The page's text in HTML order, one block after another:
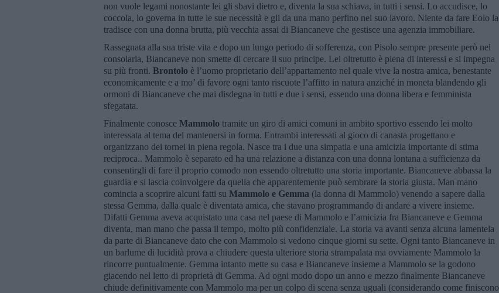
non vuole legami nonostante lei gli sbavi dietro e, diventa la sua schiava, in tutti i sensi. Lo accudisce, lo
coccola, lo governa in tutte le sue necessità e gli da una mano perfino nel suo lavoro. Niente da fare Eolo la
tradisce con una donna brutta, più vecchia assai di Biancaneve che gestisce una agenzia immobiliare.
Rassegnata alla sua triste vita e dopo un lungo periodo di sofferenza, con Pisolo sempre presente però nel
consolarla, Biancaneve non smette di cercare il suo principe. Lei oltretutto è piena di interessi e si impegna
su più fronti. Brontolo è l’uomo proprietario dell’appartamento nel quale vive la nostra amica, benestante
economicamente e a mo’ di favore ogni tanto riscuote l’affitto in natura anziché in moneta blandendo gli
ormoni di Biancaneve che mai disdegna in tutti e due i sensi, essendo una donna libera e femminista
sfegatata.
Finalmente conosce Mammolo tramite un giro di amici comuni in ambito sportivo essendo lei molto
interessata al tema del mantenersi in forma. Entrambi interessati al gioco di canasta progettano e
organizzano dei tornei in piena regola. Nasce tra i due una simpatia e una amicizia importante di stima
reciproca.. Mammolo è separato ed ha una relazione a distanza con una donna lontana a sufficienza da
consentirgli di fare il proprio comodo non essendo oltretutto una storia importante. Biancaneve abbassa la
guardia e si lascia coinvolgere da quella che apparentemente può sembrare la storia giusta. Man mano
comincia a scoprire alcuni fatti su Mammolo e Gemma (la donna di Mammolo) venendo a sapere dalla
stessa Gemma, dalla quale è diventata amica, che stavano programmando di andare a vivere insieme.
Difatti Gemma aveva acquistato una casa nel paese di Mammolo e l’amicizia fra Biancaneve e Gemma
diventa, man mano che passa il tempo, molto più confidenziale. La storia va avanti senza alcuna lamentela
da parte di Biancaneve dato che con Mammolo si vedono cinque giorni su sette. Ogni tanto Biancaneve in
un barlume di lucidità prova a chiudere questa ulteriore storia strampalata ma ovviamente Mammolo la
rincorre puntualmente. Gemma intanto mette su casa e Biancaneve insieme a Mammolo se la godono
giacendo nel letto di proprietà di Gemma. Ad ogni modo dopo un anno e mezzo finalmente Biancaneve
chiude definitivamente con Mammolo ma per un colpo di scena senza uguali (considerando come finiscono